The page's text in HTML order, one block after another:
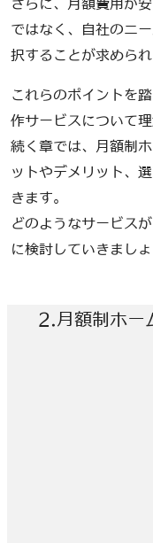
さらに、月額費用が
ではなく、自社のニ
択することが求められ
これらのポイントを
作サービスについて
続く章では、月額制
ットやデメリット、
きます。
どのようなサービス
に検討していきましょ
2.月額制ホー